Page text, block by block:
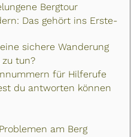
Bergtour
Das gehört ins Erste-
sichere Wanderung
zu tun?
für Hilferufe
du antworten können
am Berg